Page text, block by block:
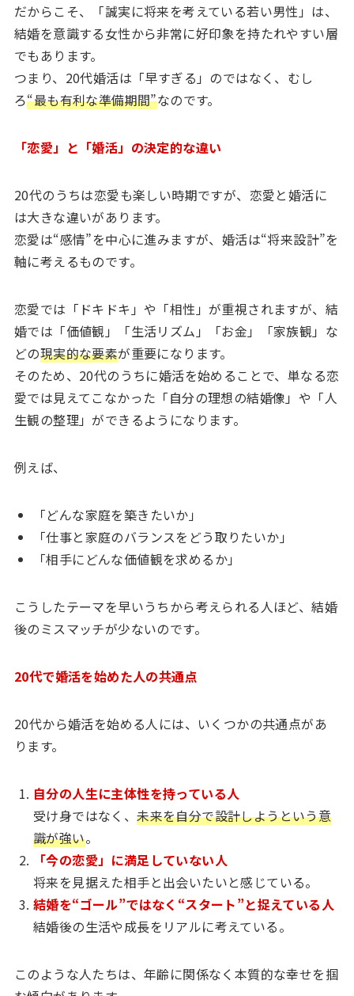
だからこそ、「誠実に将来を考えている若い男性」は、
結婚を意識する女性から非常に好印象を持たれやすい層
でもあります。
つまり、20代婚活は「早すぎる」のではなく、むし
ろ“最も有利な準備期間”なのです。
「恋愛」と「婚活」の決定的な違い
20代のうちは恋愛も楽しい時期ですが、恋愛と婚活に
は大きな違いがあります。
恋愛は“感情”を中心に進みますが、婚活は“将来設計”を
軸に考えるものです。
恋愛では「ドキドキ」や「相性」が重視されますが、結
婚では「価値観」「生活リズム」「お金」「家族観」な
どの現実的な要素が重要になります。
そのため、20代のうちに婚活を始めることで、単なる恋
愛では見えてこなかった「自分の理想の結婚像」や「人
生観の整理」ができるようになります。
例えば、
「どんな家庭を築きたいか」
「仕事と家庭のバランスをどう取りたいか」
「相手にどんな価値観を求めるか」
こうしたテーマを早いうちから考えられる人ほど、結婚
後のミスマッチが少ないのです。
20代で婚活を始めた人の共通点
20代から婚活を始める人には、いくつかの共通点があ
ります。
自分の人生に主体性を持っている人
受け身ではなく、未来を自分で設計しようという意
識が強い。
「今の恋愛」に満足していない人
将来を見据えた相手と出会いたいと感じている。
結婚を“ゴール”ではなく“スタート”と捉えている人
結婚後の生活や成長をリアルに考えている。
このような人たちは、年齢に関係なく本質的な幸せを掴